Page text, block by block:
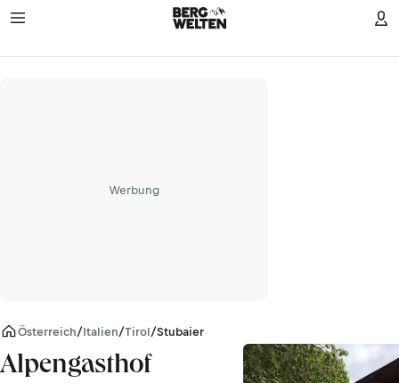
Werbung
Österreich/Italien/Tirol/Stubaier Alpen
Alpengasthof